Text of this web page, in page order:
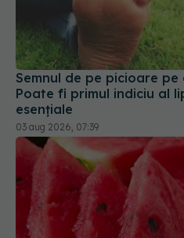
Semnul de pe picioare pe
Poate fi primul indiciu al
esențiale
03 aug 2026, 07:39